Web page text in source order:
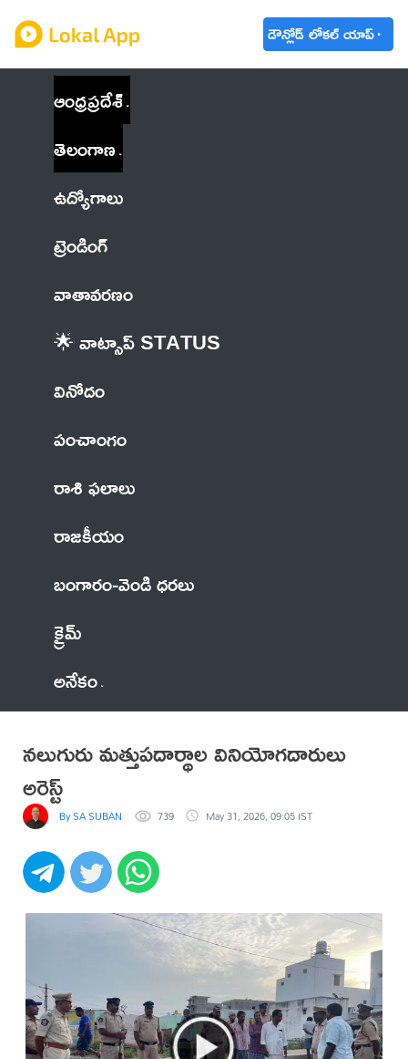
డౌన్లోడ్ లోకల్ యాప్
ఆంధ్రప్రదేశ్
తెలంగాణ
ఉద్యోగాలు
ట్రెండింగ్
వాతావరణం
🌟 వాట్సాప్ STATUS
వినోదం
పంచాంగం
రాశి ఫలాలు
రాజకీయం
బంగారం-వెండి ధరలు
క్రైమ్
అనేకం
నలుగురు మత్తుపదార్థాల వినియోగదారులు
అరెస్ట్
By SA SUBAN 739 May 31, 2026, 09:05 IST